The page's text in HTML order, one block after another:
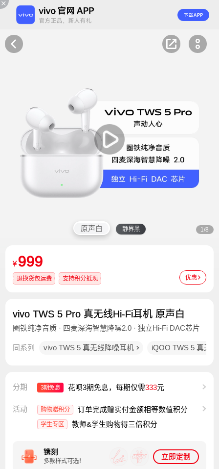
1/8
原声白 静界黑
¥999
退换货包运费 支持积分抵现 优惠
vivo TWS 5 Pro 真无线Hi-Fi耳机 原声白
圈铁纯净音质 · 四麦深海智慧降噪2.0 · 独立Hi-Fi DAC芯片
同系列 vivo TWS 5 真无线降噪耳机 iQOO TWS 5 真无
分期 3期免息 花呗3期免息，每期仅需333元
活动 购物赠积分 订单完成赠实付金额相等数值积分
学生专区 教师&学生购物得三倍积分
镌刻
多款样式可选！
立即定制